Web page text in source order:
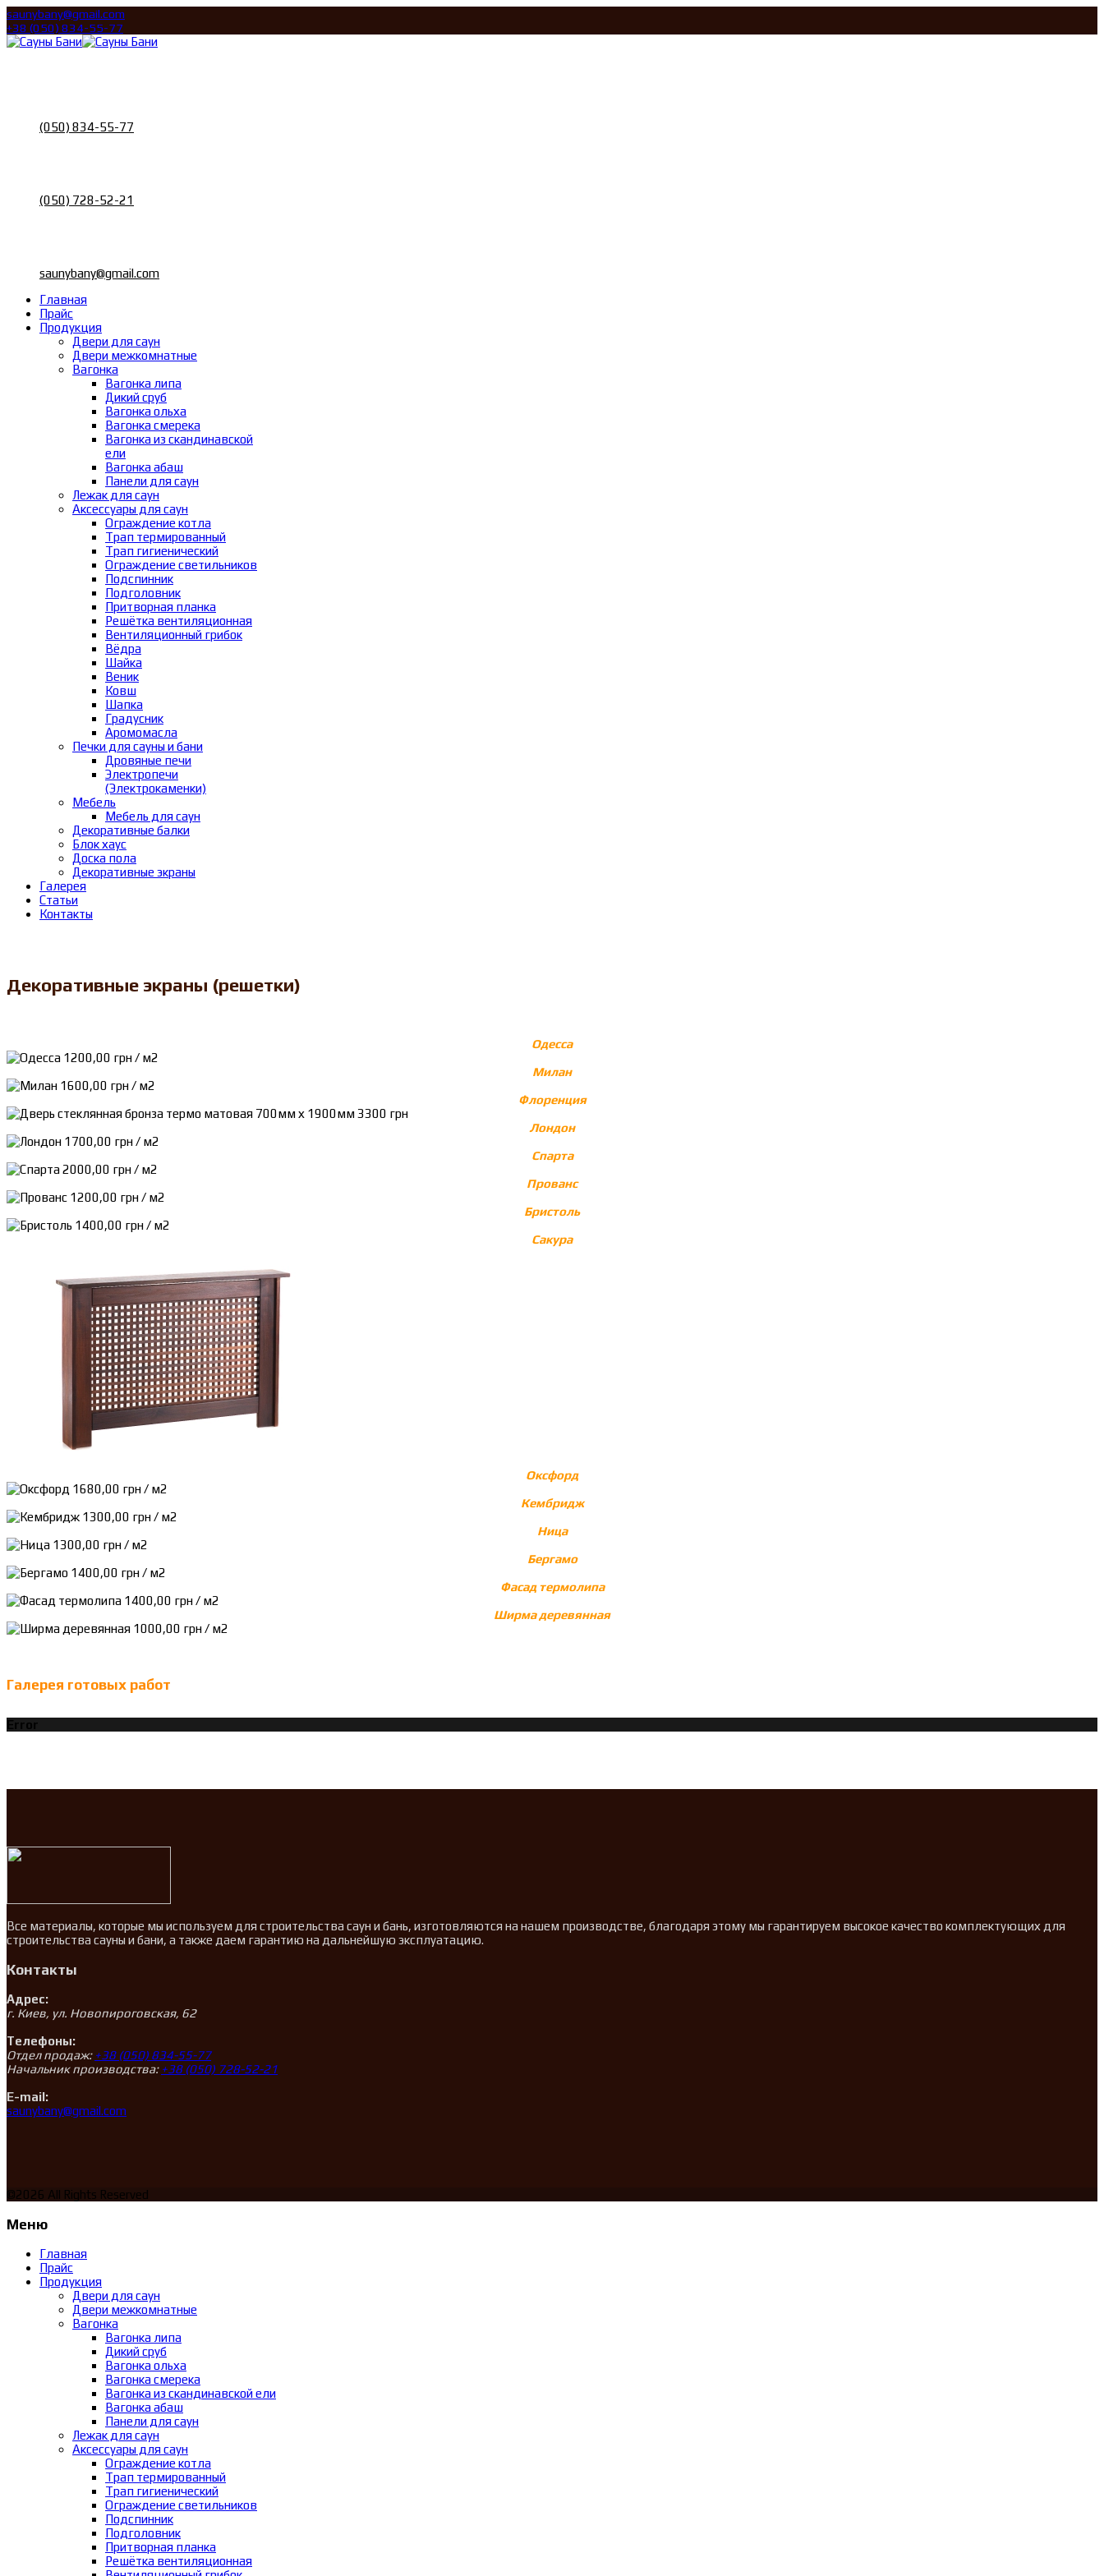
saunybany@gmail.com
+38 (050) 834-55-77
(050) 834-55-77
(050) 728-52-21
saunybany@gmail.com
Главная
Прайс
Продукция
Двери для саун
Двери межкомнатные
Вагонка
Вагонка липа
Дикий сруб
Вагонка ольха
Вагонка смерека
Вагонка из скандинавской
ели
Вагонка абаш
Панели для саун
Лежак для саун
Аксессуары для саун
Ограждение котла
Трап термированный
Трап гигиенический
Ограждение светильников
Подспинник
Подголовник
Притворная планка
Решётка вентиляционная
Вентиляционный грибок
Вёдра
Шайка
Веник
Ковш
Шапка
Градусник
Аромомасла
Печки для сауны и бани
Дровяные печи
Электропечи
(Электрокаменки)
Мебель
Мебель для саун
Декоративные балки
Блок хаус
Доска пола
Декоративные экраны
Галерея
Статьи
Контакты
Декоративные экраны (решетки)
Одесса
Милан
Флоренция
Лондон
Спарта
Прованс
Бристоль
Сакура
Оксфорд
Кембридж
Ница
Бергамо
Фасад термолипа
Ширма деревянная
Галерея готовых работ
Error
Все материалы, которые мы используем для строительства саун и бань, изготовляются на нашем производстве, благодаря этому мы гарантируем высокое качество комплектующих для
строительства сауны и бани, а также даем гарантию на дальнейшую эксплуатацию.
Контакты
Адрес:
г. Киев, ул. Новопироговская, 62
Телефоны:
Отдел продаж: +38 (050) 834-55-77
Начальник производства: +38 (050) 728-52-21
E-mail:
saunybany@gmail.com
©2026 All Rights Reserved
Меню
Главная
Прайс
Продукция
Двери для саун
Двери межкомнатные
Вагонка
Вагонка липа
Дикий сруб
Вагонка ольха
Вагонка смерека
Вагонка из скандинавской ели
Вагонка абаш
Панели для саун
Лежак для саун
Аксессуары для саун
Ограждение котла
Трап термированный
Трап гигиенический
Ограждение светильников
Подспинник
Подголовник
Притворная планка
Решётка вентиляционная